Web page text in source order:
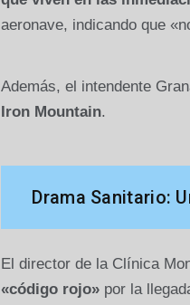
aeronave, indicando que
Además, el intendente
Iron Mountain.
Drama Sanitario:
El director de la Clínica
«código rojo»por la